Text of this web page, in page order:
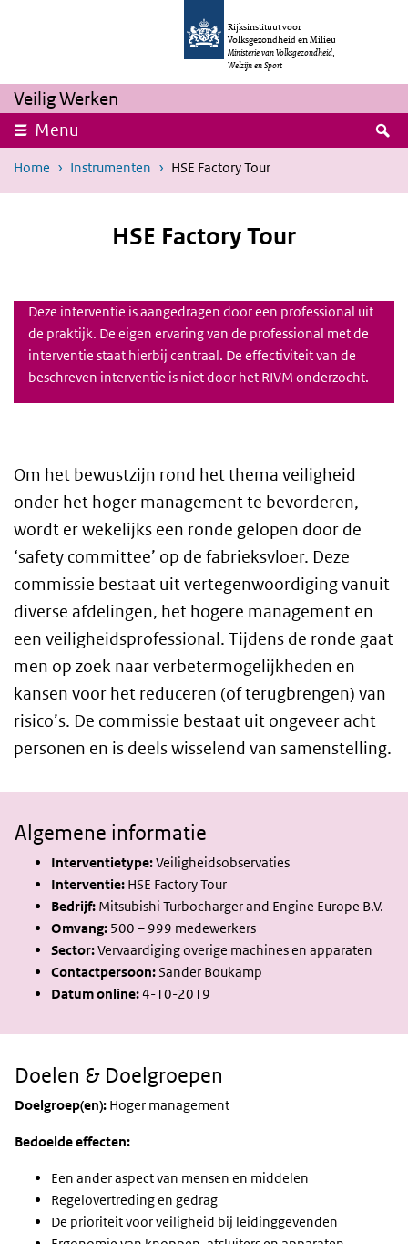
Overslaan en naar de inhoud gaan
Rijksinstituut voor
Volksgezondheid en Milieu
Ministerie van Volksgezondheid,
Welzijn en Sport
Veilig Werken
Menu
Home Instrumenten HSE Factory Tour
HSE Factory Tour
Deze interventie is aangedragen door een professional uit
de praktijk. De eigen ervaring van de professional met de
interventie staat hierbij centraal. De effectiviteit van de
beschreven interventie is niet door het RIVM onderzocht.
Om het bewustzijn rond het thema veiligheid
onder het hoger management te bevorderen,
wordt er wekelijks een ronde gelopen door de
‘safety committee’ op de fabrieksvloer. Deze
commissie bestaat uit vertegenwoordiging vanuit
diverse afdelingen, het hogere management en
een veiligheidsprofessional. Tijdens de ronde gaat
men op zoek naar verbetermogelijkheden en
kansen voor het reduceren (of terugbrengen) van
risico’s. De commissie bestaat uit ongeveer acht
personen en is deels wisselend van samenstelling.
Algemene informatie
Interventietype:Veiligheidsobservaties
Interventie: HSE Factory Tour
Bedrijf: Mitsubishi Turbocharger and Engine Europe B.V.
Omvang: 500 – 999 medewerkers
Sector:Vervaardiging overige machines en apparaten
Contactpersoon:Sander Boukamp
Datum online:4-10-2019
Doelen & Doelgroepen
Doelgroep(en): Hoger management
Bedoelde effecten:
Een ander aspect van mensen en middelen
Regelovertreding en gedrag
De prioriteit voor veiligheid bij leidinggevenden